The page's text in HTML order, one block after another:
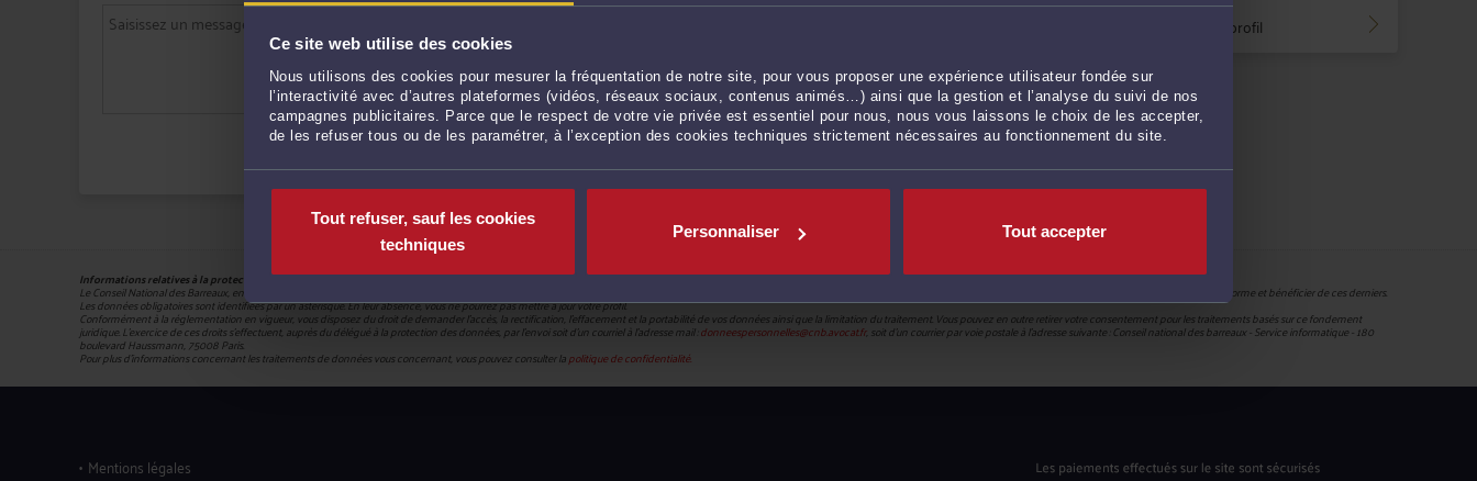
Ce site web utilise des cookies
Nous utilisons des cookies pour mesurer la fréquentation de notre site, pour vous proposer une expérience utilisateur fondée sur
l’interactivité avec d’autres plateformes (vidéos, réseaux sociaux, contenus animés…) ainsi que la gestion et l’analyse du suivi de nos
campagnes publicitaires. Parce que le respect de votre vie privée est essentiel pour nous, nous vous laissons le choix de les accepter,
de les refuser tous ou de les paramétrer, à l’exception des cookies techniques strictement nécessaires au fonctionnement du site.
Tout refuser, sauf les cookies
techniques
Personnaliser Tout accepter
Voir le profil
CONTINUER
Informations relatives à la protection de vos données
Le Conseil National des Barreaux, en sa qualité de responsable du traitement (180 – 75008 Paris), met en œuvre un traitement de données caractère personnel en vue de la création de votre compte pour pouvoir accéder aux services proposés par la plateforme et bénéficier de ces derniers.
Les données obligatoires sont identifiées par un astérisque. En leur absence, vous ne pourrez pas mettre à jour votre profil.
Conformément à la réglementation en vigueur, vous disposez du droit de demander l'accès, la rectification, l’effacement et la portabilité de vos données ainsi que la limitation du traitement. Vous pouvez en outre retirer votre consentement pour les traitements basés sur ce fondement
juridique. L’exercice de ces droits s’effectuent, auprès du délégué à la protection des données, par l’envoi soit d’un courriel à l’adresse mail : donneespersonnelles@cnb.avocat.fr, soit d’un courrier par voie postale à l’adresse suivante : Conseil national des barreaux - Service informatique - 180
boulevard Haussmann, 75008 Paris.
Pour plus d’informations concernant les traitements de données vous concernant, vous pouvez consulter lapolitique de confidentialité.
Mentions légales